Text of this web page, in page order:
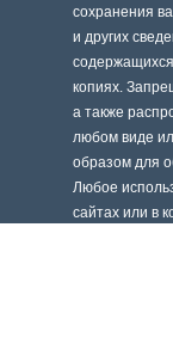
сохранения
и других
копиях.
а также
любом виде
образом для
Любое
сайтах или в